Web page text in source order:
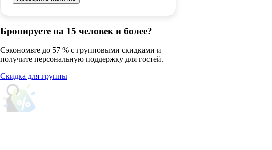
Бронируете на 15 человек и более?
Сэкономьте до 57 % с групповыми скидками и
получите персональную поддержку для гостей.
Скидка для группы